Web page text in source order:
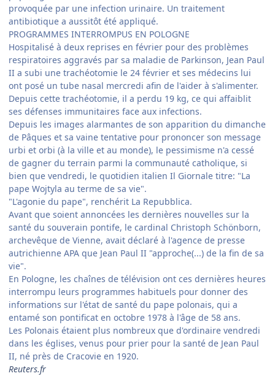
provoquée par une infection urinaire. Un traitement
antibiotique a aussitôt été appliqué.
PROGRAMMES INTERROMPUS EN POLOGNE
Hospitalisé à deux reprises en février pour des problèmes
respiratoires aggravés par sa maladie de Parkinson, Jean Paul
II a subi une trachéotomie le 24 février et ses médecins lui
ont posé un tube nasal mercredi afin de l'aider à s'alimenter.
Depuis cette trachéotomie, il a perdu 19 kg, ce qui affaiblit
ses défenses immunitaires face aux infections.
Depuis les images alarmantes de son apparition du dimanche
de Pâques et sa vaine tentative pour prononcer son message
urbi et orbi (à la ville et au monde), le pessimisme n'a cessé
de gagner du terrain parmi la communauté catholique, si
bien que vendredi, le quotidien italien Il Giornale titre: "La
pape Wojtyla au terme de sa vie".
"L'agonie du pape", renchérit La Repubblica.
Avant que soient annoncées les dernières nouvelles sur la
santé du souverain pontife, le cardinal Christoph Schönborn,
archevêque de Vienne, avait déclaré à l'agence de presse
autrichienne APA que Jean Paul II "approche(...) de la fin de sa
vie".
En Pologne, les chaînes de télévision ont ces dernières heures
interrompu leurs programmes habituels pour donner des
informations sur l'état de santé du pape polonais, qui a
entamé son pontificat en octobre 1978 à l'âge de 58 ans.
Les Polonais étaient plus nombreux que d'ordinaire vendredi
dans les églises, venus pour prier pour la santé de Jean Paul
II, né près de Cracovie en 1920.
Reuters.fr